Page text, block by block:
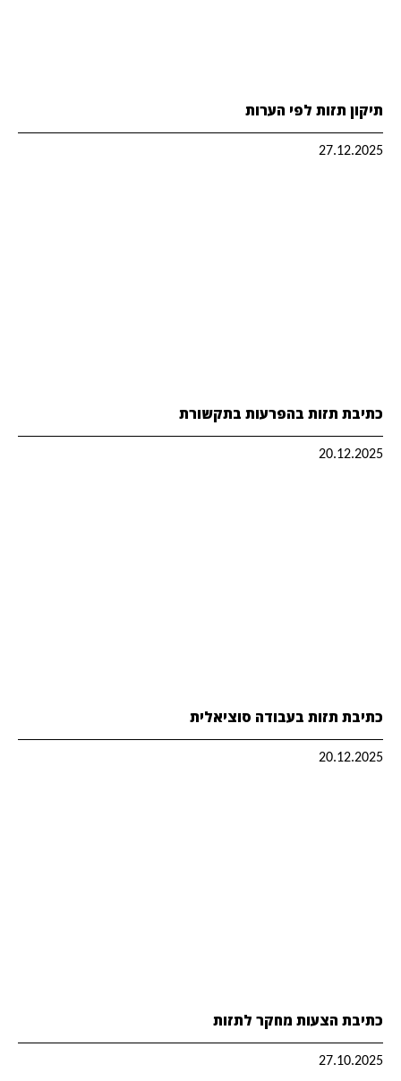
תיקון תזות לפי הערות
27.12.2025
כתיבת תזות בהפרעות בתקשורת
20.12.2025
כתיבת תזות בעבודה סוציאלית
20.12.2025
כתיבת הצעות מחקר לתזות
27.10.2025